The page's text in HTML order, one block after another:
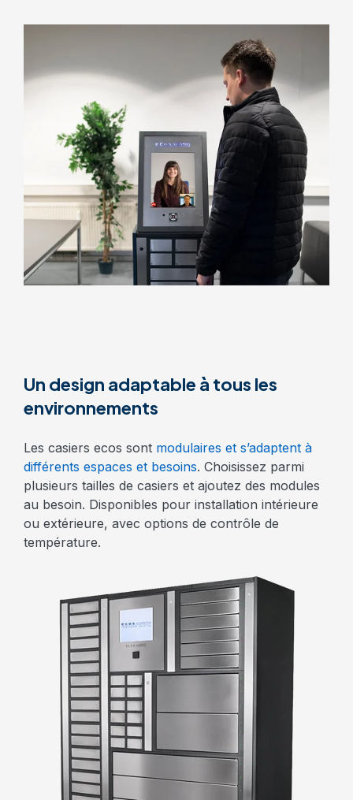
Un design adaptable à tous les
environnements
Les casiers ecos sont modulaires et s’adaptent à
différents espaces et besoins. Choisissez parmi
plusieurs tailles de casiers et ajoutez des modules
au besoin. Disponibles pour installation intérieure
ou extérieure, avec options de contrôle de
température.